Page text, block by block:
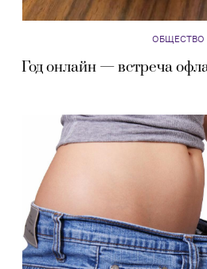
ОБЩЕСТВО
Год онлайн — встреча